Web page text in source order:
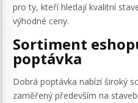
pro ty, kteří hledají kvalitní
výhodné ceny.
Sortiment
poptávka
Dobrá poptávka nabízí široký
zaměřený především na